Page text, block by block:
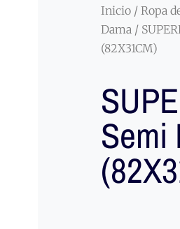
Inicio / Ropa
Dama /
(82X31CM)
Semi